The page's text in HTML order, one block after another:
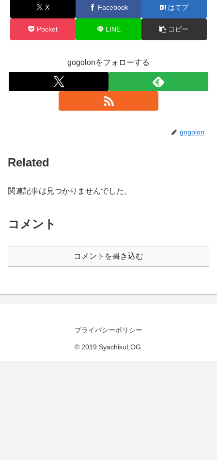
X Facebook はてブ
Pocket LINE コピー
gogolonをフォローする
gogolon
Related
関連記事は見つかりませんでした。
コメント
コメントを書き込む
プライバシーポリシー
© 2019 SyachikuLOG.